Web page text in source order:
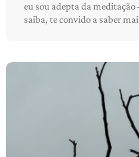
eu sou adepta da meditação
saiba, te convido a saber